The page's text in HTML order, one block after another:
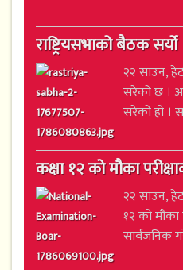
राष्ट्रियसभाको बैठक सर्यो
२२ साउन,
सरेको छ ।
सरेको हो ।
कक्षा १२ को मौका
२२ साउन,
१२ को मौका
सार्वजनिक